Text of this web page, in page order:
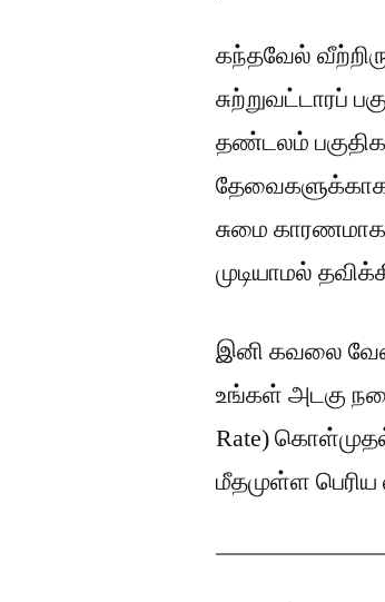
கந்தவேல்
சுற்றுவட்டாரப்
தண்டலம்
சுமை
முடியாமல்
இனி கவலை
உங்கள் அடகு
Rate)
மீதமுள்ள